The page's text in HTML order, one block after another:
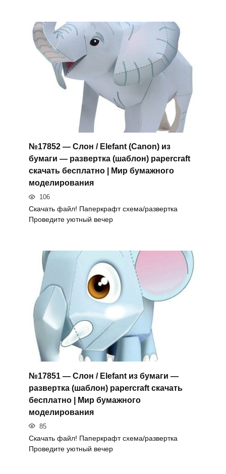
№17852 — Слон / Elefant (Canon) из
бумаги — развертка (шаблон) papercraft
скачать бесплатно | Мир бумажного
моделирования
106
Скачать файл! Паперкрафт схема/развертка
Проведите уютный вечер
№17851 — Слон / Elefant из бумаги —
развертка (шаблон) papercraft скачать
бесплатно | Мир бумажного
моделирования
85
Скачать файл! Паперкрафт схема/развертка
Проведите уютный вечер